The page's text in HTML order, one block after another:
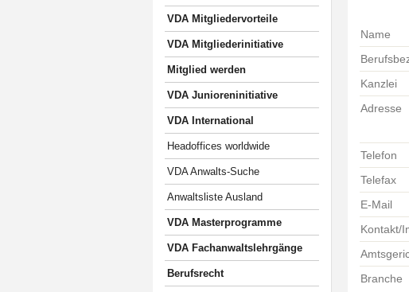
VDA Mitgliedervorteile
VDA Mitgliederinitiative
Mitglied werden
VDA Junioreninitiative
VDA International
Headoffices worldwide
VDA Anwalts-Suche
Anwaltsliste Ausland
VDA Masterprogramme
VDA Fachanwaltslehrgänge
Berufsrecht
Name
Kanzlei
Adresse
Telefon
Telefax
E-Mail
Kontakt/
Branche